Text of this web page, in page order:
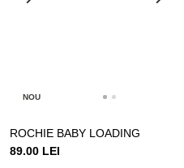
NOU
ROCHIE BABY LOADING
89.00 LEI